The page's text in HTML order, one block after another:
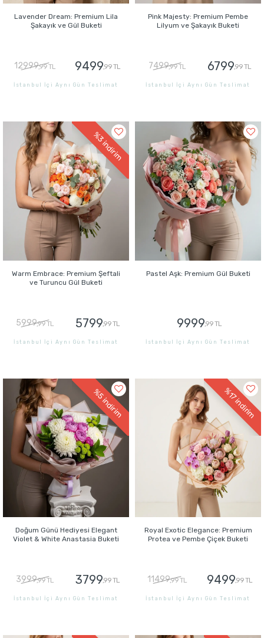
Lavender Dream: Premium Lila
Şakayık ve Gül Buketi
12999,99 TL 9499,99 TL
İstanbul İçi Aynı Gün Teslimat
Pink Majesty: Premium Pembe
Lilyum ve Şakayık Buketi
7499,99 TL 6799,99 TL
İstanbul İçi Aynı Gün Teslimat
%3
indirim
Warm Embrace: Premium Şeftali
ve Turuncu Gül Buketi
5999,99 TL 5799,99 TL
İstanbul İçi Aynı Gün Teslimat
Pastel Aşk: Premium Gül Buketi
9999,99 TL
İstanbul İçi Aynı Gün Teslimat
%5
indirim
Doğum Günü Hediyesi Elegant
Violet & White Anastasia Buketi
3999,99 TL 3799,99 TL
İstanbul İçi Aynı Gün Teslimat
%17
indirim
Royal Exotic Elegance: Premium
Protea ve Pembe Çiçek Buketi
11499,99 TL 9499,99 TL
İstanbul İçi Aynı Gün Teslimat